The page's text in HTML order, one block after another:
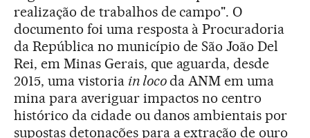
realização de trabalhos de campo". O
documento foi uma resposta à Procuradoria
da República no município de São João Del
Rei, em Minas Gerais, que aguarda, desde
2015, uma vistoria in locoda ANM em uma
mina para averiguar impactos no centro
histórico da cidade ou danos ambientais por
supostas detonações para a extração de ouro